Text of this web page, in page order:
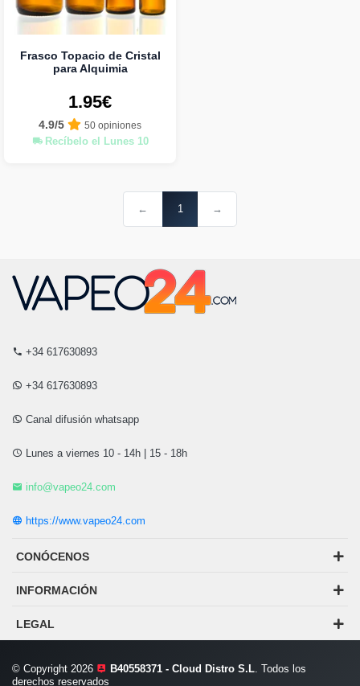
Frasco Topacio de Cristal
para Alquimia
1.95€
4.9/5 50 opiniones
Recíbelo el Lunes 10
← 1 →
+34 617630893
+34 617630893
Canal difusión whatsapp
Lunes a viernes 10 - 14h | 15 - 18h
info@vapeo24.com
https://www.vapeo24.com
CONÓCENOS
INFORMACIÓN
LEGAL
© Copyright 2026 B40558371 - Cloud Distro S.L . Todos los
derechos reservados